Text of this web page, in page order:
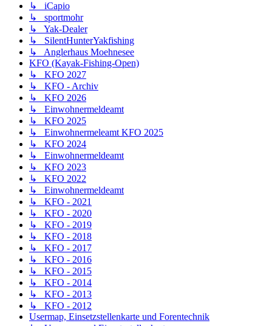
↳ iCapio
↳ sportmohr
↳ Yak-Dealer
↳ SilentHunterYakfishing
↳ Anglerhaus Moehnesee
KFO (Kayak-Fishing-Open)
↳ KFO 2027
↳ KFO - Archiv
↳ KFO 2026
↳ Einwohnermeldeamt
↳ KFO 2025
↳ Einwohnermeleamt KFO 2025
↳ KFO 2024
↳ Einwohnermeldeamt
↳ KFO 2023
↳ KFO 2022
↳ Einwohnermeldeamt
↳ KFO - 2021
↳ KFO - 2020
↳ KFO - 2019
↳ KFO - 2018
↳ KFO - 2017
↳ KFO - 2016
↳ KFO - 2015
↳ KFO - 2014
↳ KFO - 2013
↳ KFO - 2012
Usermap, Einsetzstellenkarte und Forentechnik